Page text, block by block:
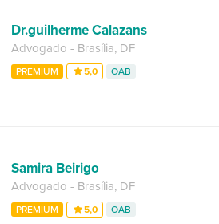
Dr.guilherme Calazans
Advogado - Brasília, DF
PREMIUM 5,0 OAB
Samira Beirigo
Advogado - Brasília, DF
PREMIUM 5,0 OAB